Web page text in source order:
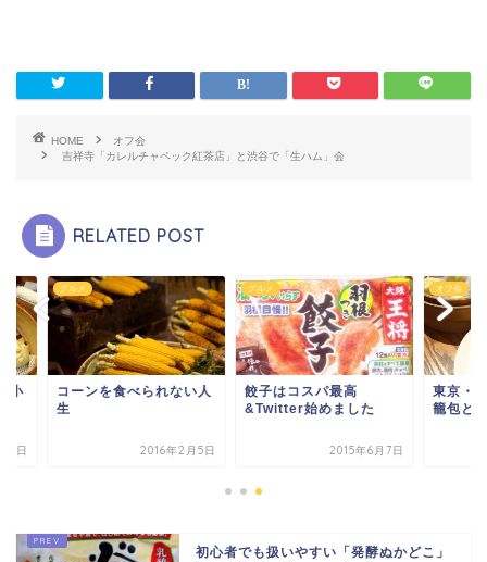
HOME
オフ会
吉祥寺「カレルチャペック紅茶店」と渋谷で「生ハム」会
RELATED POST
ンを食べられない人
グルメ
餃子はコスパ最高
&Twitter始めました
オフ会
東京・八重洲鼎泰豐
籠包と光一スペシャ
初心者でも扱いやすい「発酵ぬかどこ」